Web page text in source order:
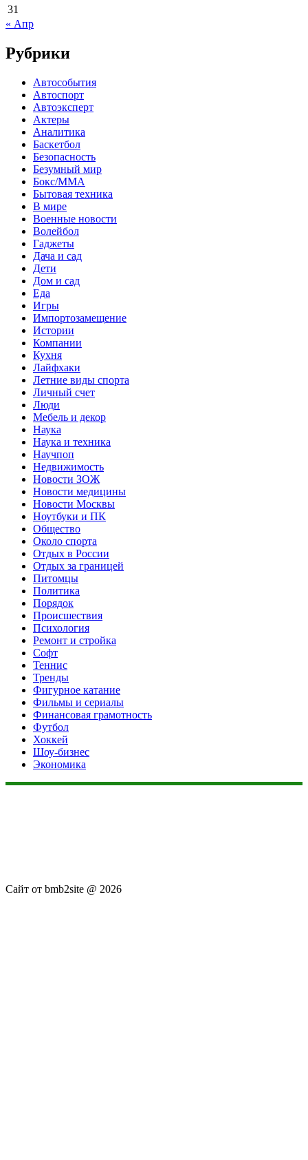
31
« Апр
Рубрики
Автособытия
Автоспорт
Автоэксперт
Актеры
Аналитика
Баскетбол
Безопасность
Безумный мир
Бокс/MMA
Бытовая техника
В мире
Военные новости
Волейбол
Гаджеты
Дача и сад
Дети
Дом и сад
Еда
Игры
Импортозамещение
Истории
Компании
Кухня
Лайфхаки
Летние виды спорта
Личный счет
Люди
Мебель и декор
Наука
Наука и техника
Научпоп
Недвижимость
Новости ЗОЖ
Новости медицины
Новости Москвы
Ноутбуки и ПК
Общество
Около спорта
Отдых в России
Отдых за границей
Питомцы
Политика
Порядок
Происшествия
Психология
Ремонт и стройка
Софт
Теннис
Тренды
Фигурное катание
Фильмы и сериалы
Финансовая грамотность
Футбол
Хоккей
Шоу-бизнес
Экономика
Сайт от bmb2site @ 2026